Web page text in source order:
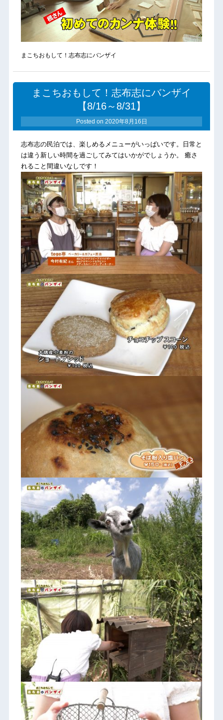
まこちおもして！志布志にバンザイ
まこちおもして！志布志にバンザイ
【8/16～8/31】
Posted on 2020年8月16日
志布志の民泊では、楽しめるメニューがいっぱいです。日常と
は違う新しい時間を過ごしてみてはいかがでしょうか。 癒さ
れること間違いなしです！